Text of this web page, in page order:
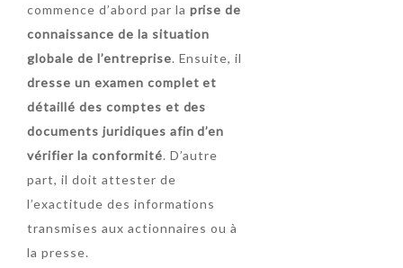
commence d’abord par la prise de
connaissance de la situation
globale de l’entreprise. Ensuite, il
dresse un examen complet et
détaillé des comptes et des
documents juridiques afin d’en
vérifier la conformité. D’autre
part, il doit attester de
l’exactitude des informations
transmises aux actionnaires ou à
la presse.